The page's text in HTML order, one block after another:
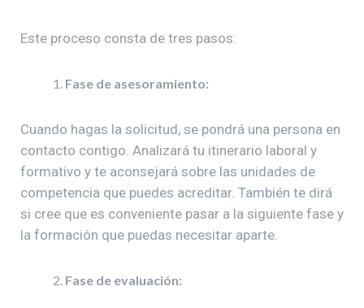
Este proceso consta de tres pasos:
Fase de asesoramiento:
Cuando hagas la solicitud, se pondrá una persona en
contacto contigo. Analizará tu itinerario laboral y
formativo y te aconsejará sobre las unidades de
competencia que puedes acreditar. También te dirá
si cree que es conveniente pasar a la siguiente fase y
la formación que puedas necesitar aparte.
Fase de evaluación: